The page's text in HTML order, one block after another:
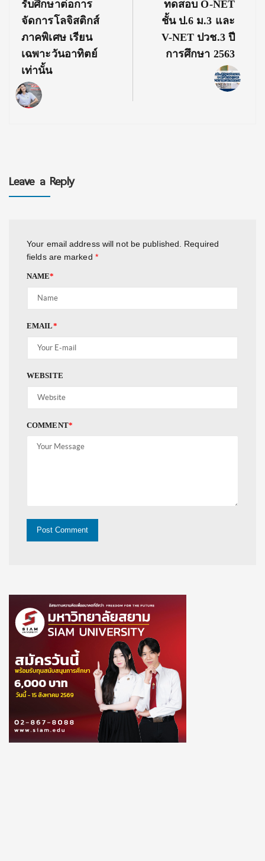
รับศึกษาต่อการ
จัดการโลจิสติกส์
ภาคพิเศษ เรียน
เฉพาะวันอาทิตย์
เท่านั้น
ทดสอบ O-NET
ชั้น ป.6 ม.3 และ
V-NET ปวช.3 ปี
การศึกษา 2563
Leave a Reply
Your email address will not be published.
Required
fields are marked *
NAME*
EMAIL*
WEBSITE
COMMENT*